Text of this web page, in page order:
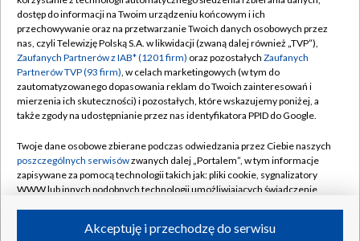
TVP
Abonament TVP
Emisja w TVP
Centrum informacji TVP
Naziemna Telewizja Cyfrowa
Rada Programowa
System NOS
Informacje o nadawcy
Program dla prasy
Regulamin TVP
Polityka prywatności
Moje zgody
Pomoc
Kontakt
Kanały
dostęp do informacji na Twoim urządzeniu końcowym i ich
przechowywanie oraz na przetwarzanie Twoich danych osobowych przez
nas, czyli Telewizję Polską S.A. w likwidacji (zwaną dalej również „TVP”),
Zaufanych Partnerów z IAB* (1201 firm) oraz pozostałych Zaufanych
Partnerów TVP (93 firm), w celach marketingowych (w tym do
zautomatyzowanego dopasowania reklam do Twoich zainteresowań i
mierzenia ich skuteczności) i pozostałych, które wskazujemy poniżej, a
także zgody na udostępnianie przez nas identyfikatora PPID do Google.
Twoje dane osobowe zbierane podczas odwiedzania przez Ciebie naszych
poszczególnych serwisówzwanych dalej „Portalem”, w tym informacje
zapisywane za pomocą technologii takich jak: pliki cookie, sygnalizatory
WWW lub innych podobnych technologii umożliwiających świadczenie
ruchu w Internecie.Akceptuję i przechodzę do serwisu